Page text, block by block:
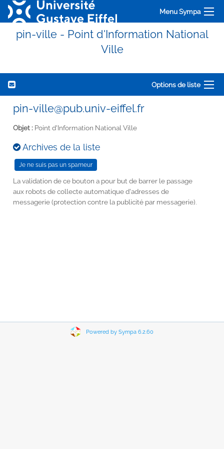
Menu Sympa
pin-ville - Point d'Information National
Ville
Options de liste
pin-ville@pub.univ-eiffel.fr
Objet : Point d'Information National Ville
Archives de la liste
La validation de ce bouton a pour but de barrer le passage
aux robots de collecte automatique d'adresses de
messagerie (protection contre la publicité par messagerie).
Powered by Sympa 6.2.60